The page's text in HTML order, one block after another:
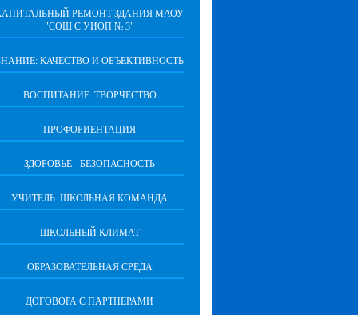
РЕМОНТ ЗДАНИЯ МАОУ
"СОШ С УИОП № 3"
КАЧЕСТВО И ОБЪЕКТИВНОСТЬ
ВОСПИТАНИЕ. ТВОРЧЕСТВО
ПРОФОРИЕНТАЦИЯ
ЗДОРОВЬЕ - БЕЗОПАСНОСТЬ
УЧИТЕЛЬ. ШКОЛЬНАЯ КОМАНДА
ШКОЛЬНЫЙ КЛИМАТ
ОБРАЗОВАТЕЛЬНАЯ СРЕДА
ДОГОВОРА С ПАРТНЕРАМИ